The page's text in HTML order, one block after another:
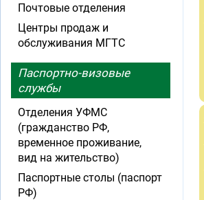
Почтовые отделения
Центры продаж и
обслуживания МГТС
Паспортно-визовые
службы
Отделения УФМС
(гражданство РФ,
временное проживание,
вид на жительство)
Паспортные столы (паспорт
РФ)